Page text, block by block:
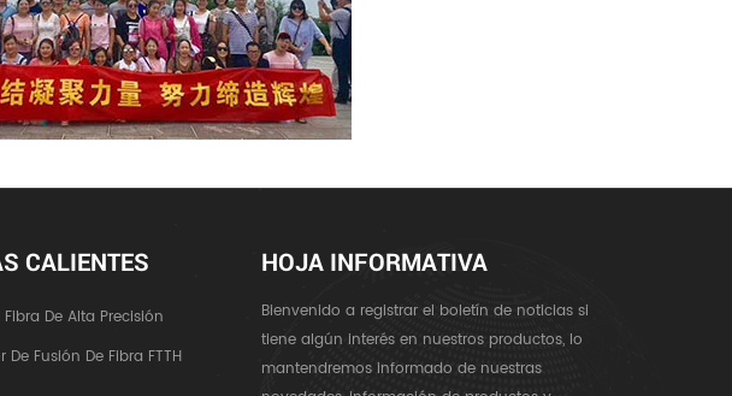
CALIENTES
De Alta Precisión
Fusión De Fibra FTTH
HOJA INFORMATIVA
Bienvenido a registrar el boletín de noticias si
tiene algún interés en nuestros productos, lo
mantendremos informado de nuestras